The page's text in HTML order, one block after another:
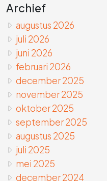
Archief
augustus 2026
juli 2026
juni 2026
februari 2026
december 2025
november 2025
oktober 2025
september 2025
augustus 2025
juli 2025
mei 2025
december 2024